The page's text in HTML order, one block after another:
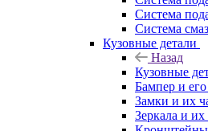
Система
Система
Кузовные детали
Назад
Кузовные
Бампер и его
Замки и их
Зеркала и их